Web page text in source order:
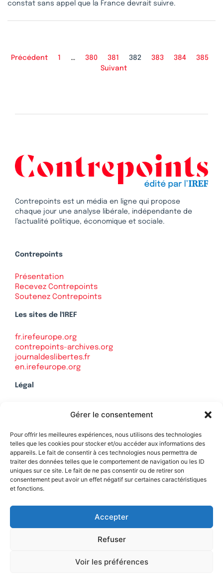
Gérer le consentement
Pour offrir les meilleures expériences, nous utilisons des technologies
telles que les cookies pour stocker et/ou accéder aux informations des
appareils. Le fait de consentir à ces technologies nous permettra de
traiter des données telles que le comportement de navigation ou les ID
uniques sur ce site. Le fait de ne pas consentir ou de retirer son
consentement peut avoir un effet négatif sur certaines caractéristiques
et fonctions.
Accepter
Refuser
Voir les préférences
constat sans appel que la France devrait suivre.
Précédent 1 … 380 381 382 383 384
385
Suivant
Contrepoints est un média en ligne qui propose
chaque jour une analyse libérale, indépendante de
l’actualité politique, économique et sociale.
Contrepoints
Présentation
Recevez Contrepoints
Soutenez Contrepoints
Les sites de l'IREF
fr.irefeurope.org
contrepoints-archives.org
journaldeslibertes.fr
en.irefeurope.org
Légal
Politique de confidentialité
Contact
Soutenez Contrepoints